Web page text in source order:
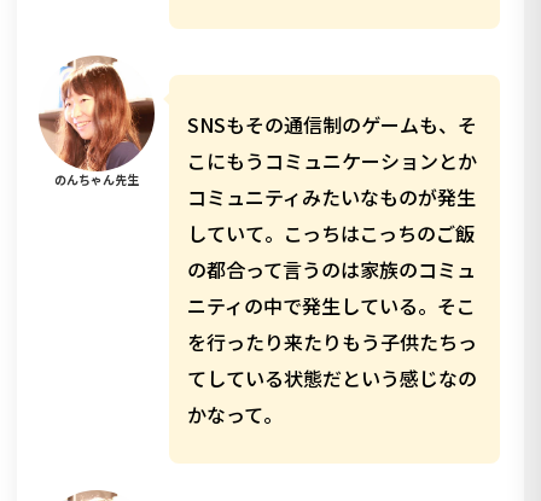
のんちゃん先生
SNSもその通信制のゲームも、そ
こにもうコミュニケーションとか
コミュニティみたいなものが発生
していて。こっちはこっちのご飯
の都合って言うのは家族のコミュ
ニティの中で発生している。そこ
を行ったり来たりもう子供たちっ
てしている状態だという感じなの
かなって。